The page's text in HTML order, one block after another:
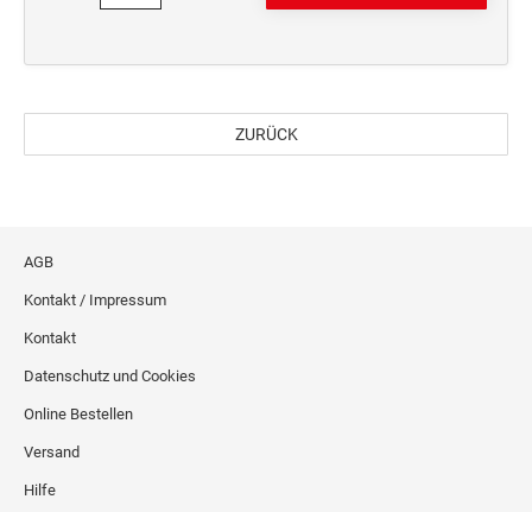
ZURÜCK
AGB
Kontakt / Impressum
Kontakt
Datenschutz und Cookies
Online Bestellen
Versand
Hilfe